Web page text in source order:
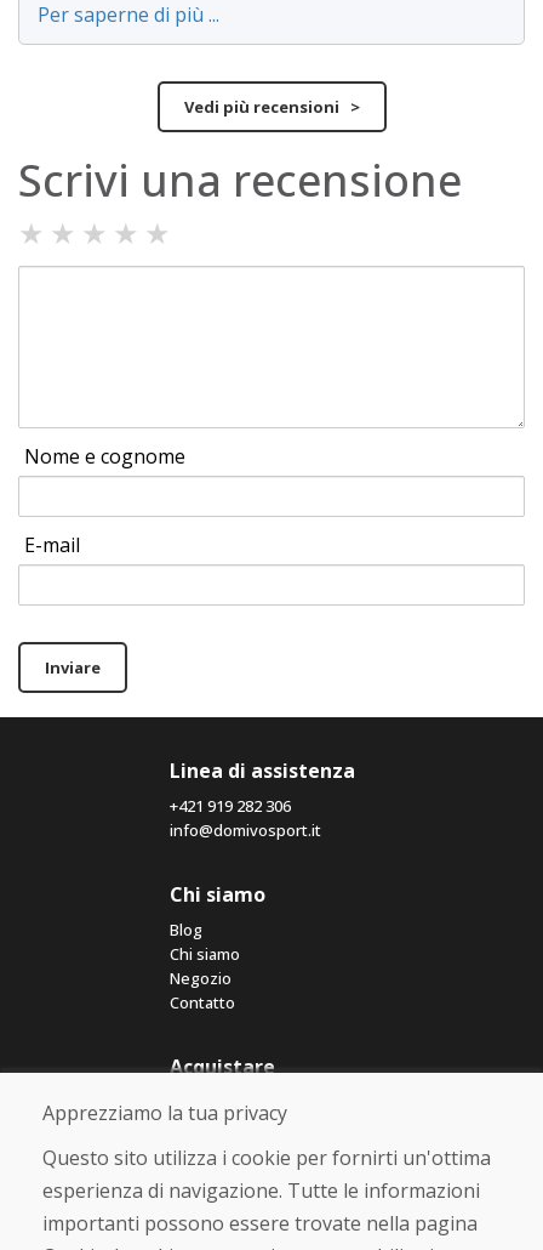
Per saperne di più ...
Vedi più recensioni >
Scrivi una recensione
★ ★ ★ ★ ★
Nome e cognome
E-mail
Inviare
Linea di assistenza
+421 919 282 306
info@domivosport.it
Chi siamo
Blog
Chi siamo
Negozio
Contatto
Acquistare
Negozio online
Termini e condizioni commerciali
Spedizione e pagamento
Reso e cambio merce
Protezione dei dati personali
Apprezziamo la tua privacy
Questo sito utilizza i cookie per fornirti un'ottima
esperienza di navigazione. Tutte le informazioni
importanti possono essere trovate nella pagina